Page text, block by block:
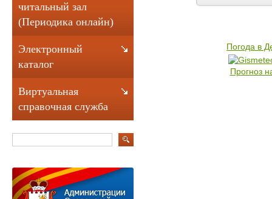
Погода в
Прогноз
читальный зал
(Периодика онлайн)
Электронный
каталог
Виртуальная
справочная служба